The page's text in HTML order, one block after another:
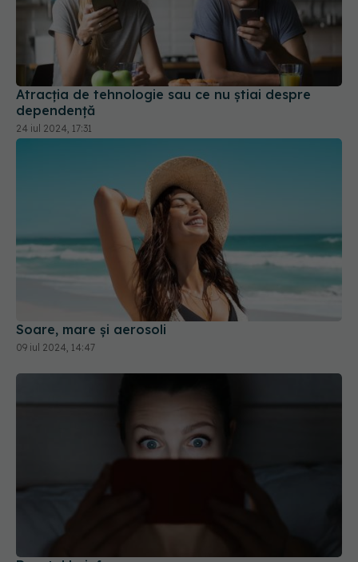
Atracția de tehnologie sau ce nu știai despre
dependență
24 iul 2024, 17:31
Soare, mare și aerosoli
Dreptul la informare
24 iul 2024, 17:12